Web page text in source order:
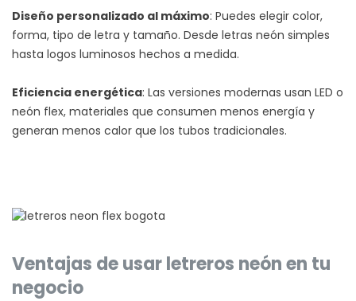
Diseño personalizado al máximo: Puedes elegir color,
forma, tipo de letra y tamaño. Desde letras neón simples
hasta logos luminosos hechos a medida.
Eficiencia energética: Las versiones modernas usan LED o
neón flex, materiales que consumen menos energía y
generan menos calor que los tubos tradicionales.
Ventajas de usar letreros neón en tu
negocio